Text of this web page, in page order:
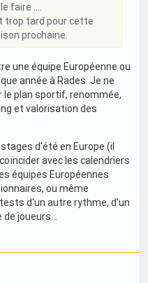
faire ....
trop tard pour cette
prochaine.
une équipe Européenne ou
année à Rades. Je ne
plan sportif, renommée,
et valorisation des
d'été en Europe (il
avec les calendriers
équipes Européennes
ou même
d'un autre rythme, d'un
joueurs...